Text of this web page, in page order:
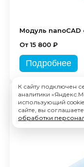
Модуль nanoCAD
От 15 800 ₽
Подробнее
К сайту подключен
аналитики
использующий
сайте, вы
обработки